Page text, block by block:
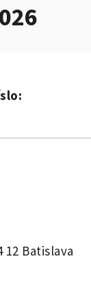
Batislava